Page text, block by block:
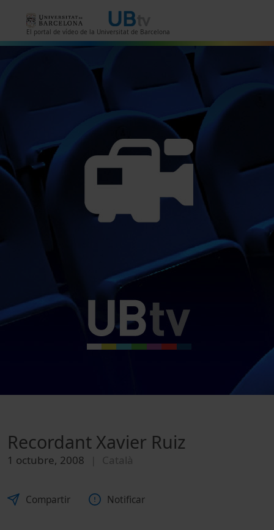
El portal de vídeo de la Universitat de Barcelona
Recordant Xavier Ruiz
1 octubre, 2008 Català
Compartir Notificar